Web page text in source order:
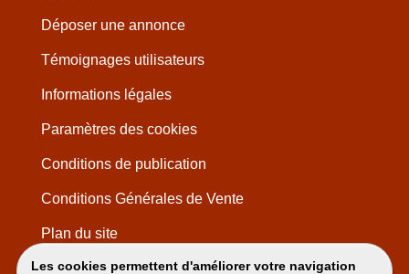
Les cookies permettent d'améliorer votre navigation
Déposer une annonce
Témoignages utilisateurs
Informations légales
Paramètres des cookies
Conditions de publication
Conditions Générales de Vente
Plan du site